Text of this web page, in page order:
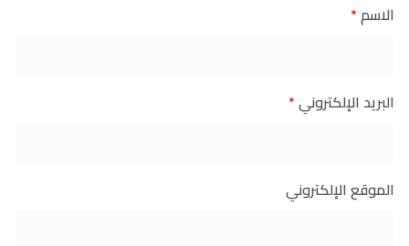
الاسم*
البريد الإلكتروني*
الموقع الإلكتروني